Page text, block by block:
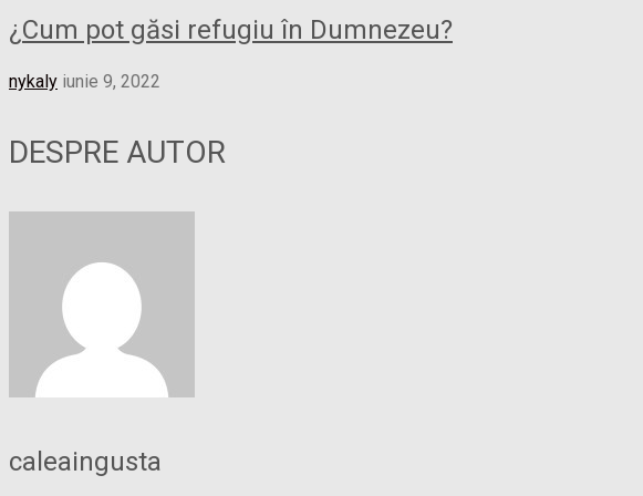
¿Cum pot găsi refugiu în Dumnezeu?
nykaly iunie 9, 2022
DESPRE AUTOR
caleaingusta